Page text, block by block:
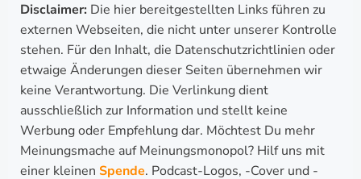
Disclaimer: Die hier bereitgestellten Links führen zu
externen Webseiten, die nicht unter unserer Kontrolle
stehen. Für den Inhalt, die Datenschutzrichtlinien oder
etwaige Änderungen dieser Seiten übernehmen wir
keine Verantwortung. Die Verlinkung dient
ausschließlich zur Information und stellt keine
Werbung oder Empfehlung dar. Möchtest Du mehr
Meinungsmache auf Meinungsmonopol? Hilf uns mit
einer kleinen Spende. Podcast-Logos, -Cover und -